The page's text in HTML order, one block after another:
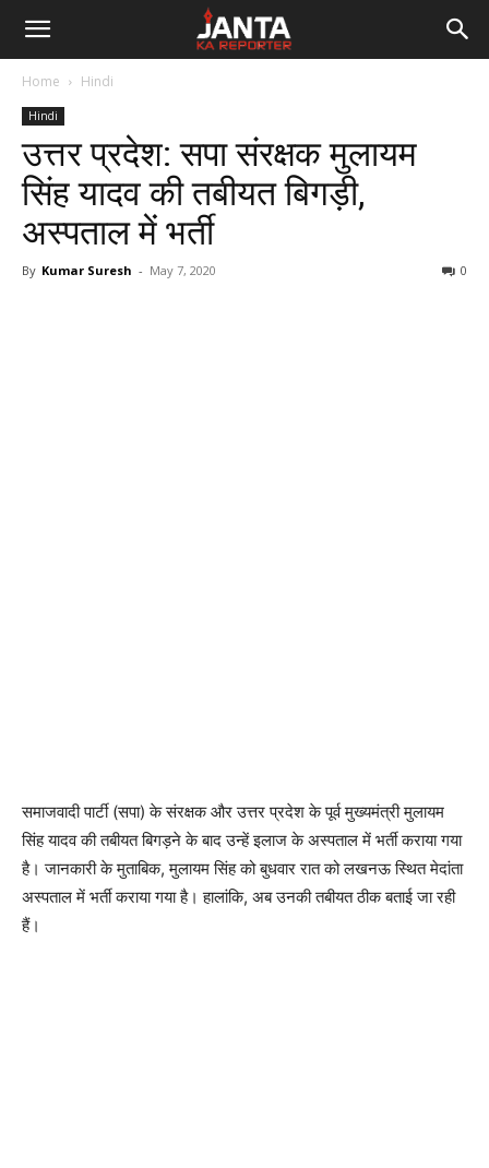
Janta
Reporter
Home Hindi
Hindi
उत्तर प्रदेश: सपा संरक्षक मुलायम
सिंह यादव की तबीयत बिगड़ी,
अस्पताल में भर्ती
By Kumar Suresh - May 7, 2020 0
समाजवादी पार्टी (सपा) के संरक्षक और उत्तर प्रदेश के पूर्व मुख्यमंत्री मुलायम
सिंह यादव की तबीयत बिगड़ने के बाद उन्हें इलाज के अस्पताल में भर्ती कराया गया
है। जानकारी के मुताबिक, मुलायम सिंह को बुधवार रात को लखनऊ स्थित मेदांता
अस्पताल में भर्ती कराया गया है। हालांकि, अब उनकी तबीयत ठीक बताई जा रही
हैं।